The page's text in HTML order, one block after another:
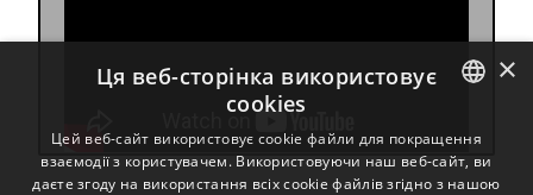
ENGLISH
BULGARIAN
×
Ця веб-сторінка використовує
cookies
Цей веб-сайт використовує cookie файли для покращення
взаємодії з користувачем. Використовуючи наш веб-сайт, ви
даєте згоду на використання всіх cookie файлів згідно з нашою